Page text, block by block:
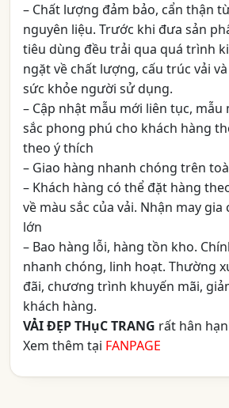
– Chất lượng đảm bảo, cẩn thận
nguyên liệu. Trước khi đưa sản
tiêu dùng đều trải qua quá trình
ngặt về chất lượng, cấu trúc vải
sức khỏe người sử dụng.
– Cập nhật mẫu mới liên tục, mẫu
sắc phong phú cho khách hàng
theo ý thích
– Giao hàng nhanh chóng trên
– Khách hàng có thể đặt hàng
về màu sắc của vải. Nhận may
lớn
– Bao hàng lỗi, hàng tồn kho.
nhanh chóng, linh hoạt. Thường
đãi, chương trình khuyến mãi,
khách hàng.
VẢI ĐẸP THụC TRANG rất hân
Xem thêm tại FANPAGE